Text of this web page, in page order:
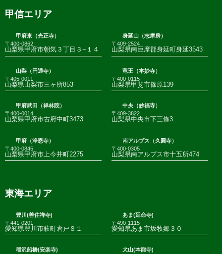
甲信エリア
甲府東（光正寺）
〒400-0862
山梨県甲府市朝気３丁目３−１４
身延山（志摩房）
〒409-2524
山梨県南巨摩郡身延町身延3543
山梨（円通寺）
〒405-0011
山梨県山梨市三ヶ所853
竜王（本妙寺）
〒400-0115
山梨県甲斐市篠原139
甲府武田（禅林院）
〒400-0014
山梨県甲府市古府中町3473
中央（妙福寺）
〒409-3822
山梨県中央市下三條3
甲府（浄恩寺）
〒400-0845
山梨県甲府市上今井町2275
南アルプス（久圓寺）
〒400-0305
山梨県南アルプス市十五所474
東海エリア
豊川(善住禅寺)
〒441-0201
愛知県豊川市萩町倉戸８１
あま(延命寺)
〒490-1115
愛知県あま市坂牧郷３０
稲沢船橋(安楽寺)
犬山(本龍寺)